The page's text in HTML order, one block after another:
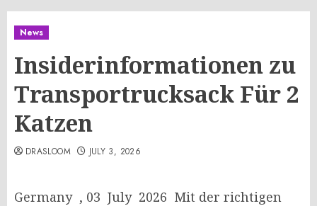
News
Insiderinformationen zu
Transportrucksack Für 2
Katzen
DRASLOOM JULY 3, 2026
Germany , 03 July 2026 Mit der richtigen